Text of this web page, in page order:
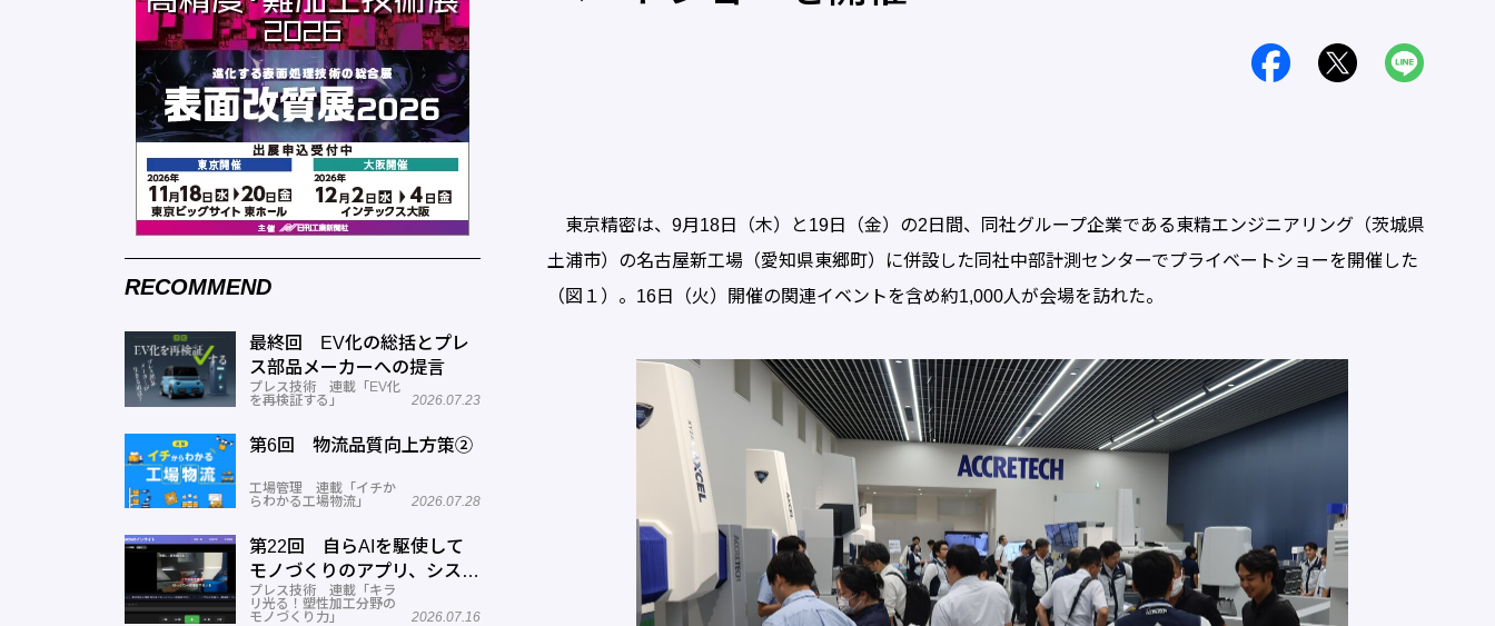
東京精密は、9月18日（木）と19日（金）の2日間、同社グループ企業である東精エンジニアリング（茨城県
土浦市）の名古屋新工場（愛知県東郷町）に併設した同社中部計測センターでプライベートショーを開催した
（図１）。16日（火）開催の関連イベントを含め約1,000人が会場を訪れた。
RECOMMEND
最終回 EV化の総括とプレ
ス部品メーカーへの提言
プレス技術 連載「EV化
を再検証する」
2026.07.23
第6回 物流品質向上方策②
工場管理 連載「イチか
らわかる工場物流」
2026.07.28
第22回 自らAIを駆使して
モノづくりのアプリ、システ
ムを開発する─オーテック
プレス技術 連載「キラ
リ光る！塑性加工分野の
モノづくり力」
2026.07.16